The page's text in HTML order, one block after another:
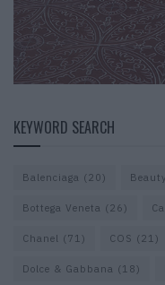
KEYWORD SEARCH
Balenciaga (20) Beauty
Bottega Veneta (26)
Chanel (71) COS (21)
Dolce & Gabbana (18)